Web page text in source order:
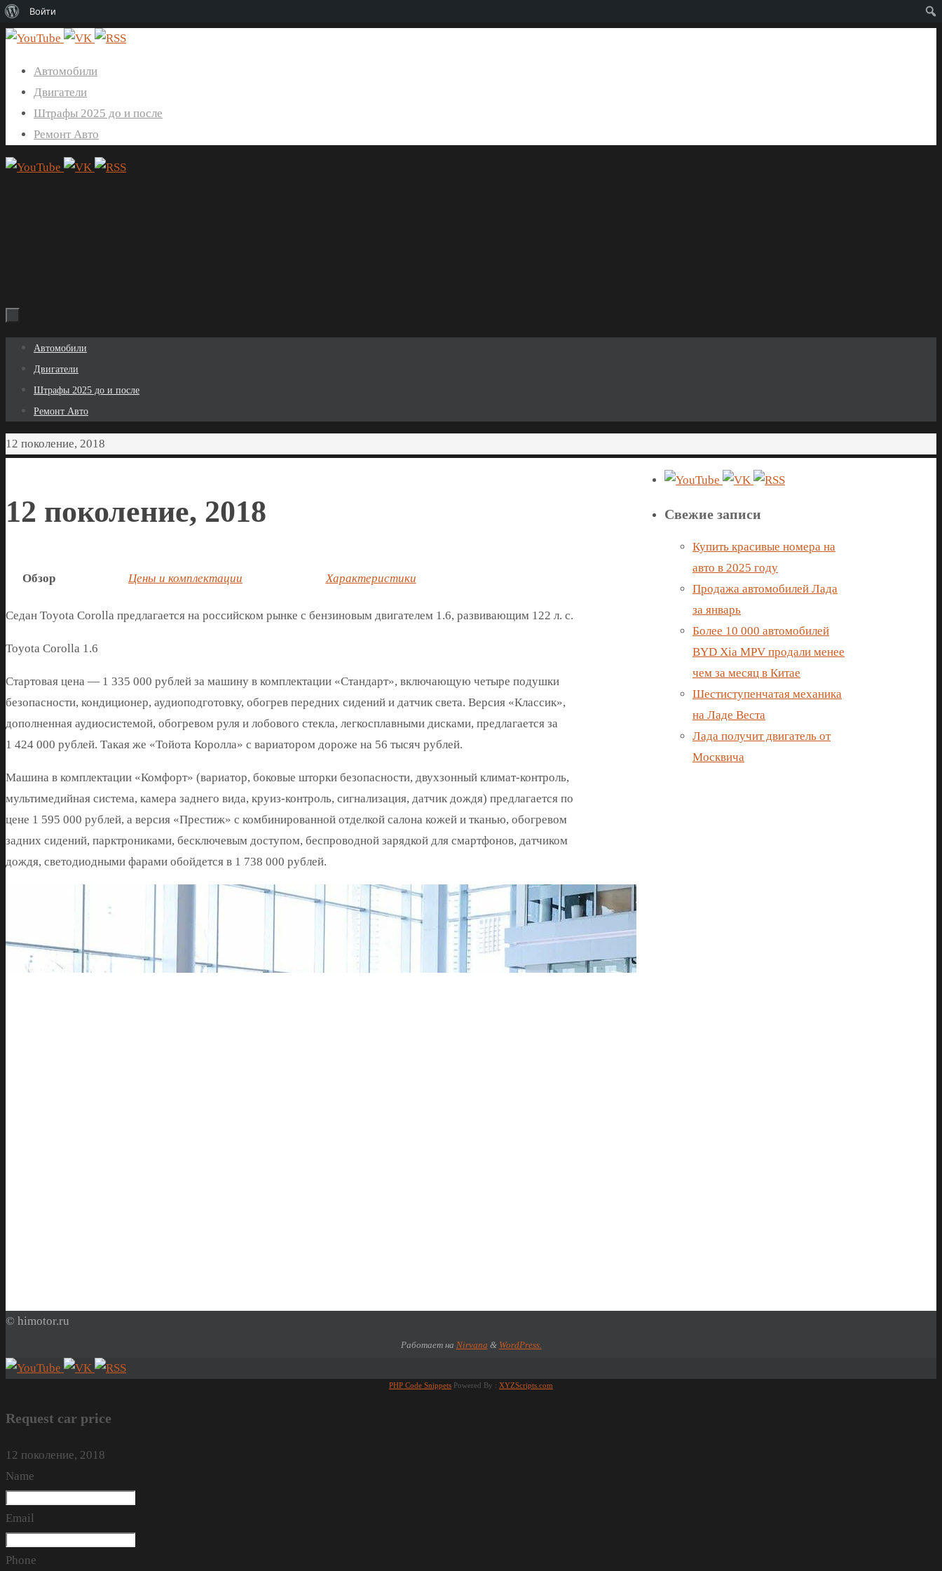
Перейти
содержимому
WordPress
Войти
Автомобили
Двигатели
Штрафы 2025 до и после
Ремонт Авто
Перейти
содержимому
Автомобили
Двигатели
Штрафы 2025 до и после
Ремонт Авто
Главная
12 поколение, 2018
12 поколение, 2018
Обзор Цены и комплектации Характеристики
Седан Toyota Corolla предлагается на российском рынке с бензиновым двигателем 1.6, развивающим 122 л. с.
Toyota Corolla 1.6
Стартовая цена — 1 335 000 рублей за машину в комплектации «Стандарт», включающую четыре подушки
безопасности, кондиционер, аудиоподготовку, обогрев передних сидений и датчик света. Версия «Классик»,
дополненная аудиосистемой, обогревом руля и лобового стекла, легкосплавными дисками, предлагается за
1 424 000 рублей. Такая же «Тойота Королла» с вариатором дороже на 56 тысяч рублей.
Машина в комплектации «Комфорт» (вариатор, боковые шторки безопасности, двухзонный климат-контроль,
мультимедийная система, камера заднего вида, круиз-контроль, сигнализация, датчик дождя) предлагается по
цене 1 595 000 рублей, а версия «Престиж» с комбинированной отделкой салона кожей и тканью, обогревом
задних сидений, парктрониками, бесключевым доступом, беспроводной зарядкой для смартфонов, датчиком
дождя, светодиодными фарами обойдется в 1 738 000 рублей.
Свежие записи
Купить красивые номера на
авто в 2025 году
Продажа автомобилей Лада
за январь
Более 10 000 автомобилей
BYD Xia MPV продали менее
чем за месяц в Китае
Шестиступенчатая механика
на Ладе Веста
Лада получит двигатель от
Москвича
© himotor.ru
Работает на Nirvana & WordPress.
PHP Code Snippets Powered By : XYZScripts.com
Request car price
12 поколение, 2018
Name
Email
Phone